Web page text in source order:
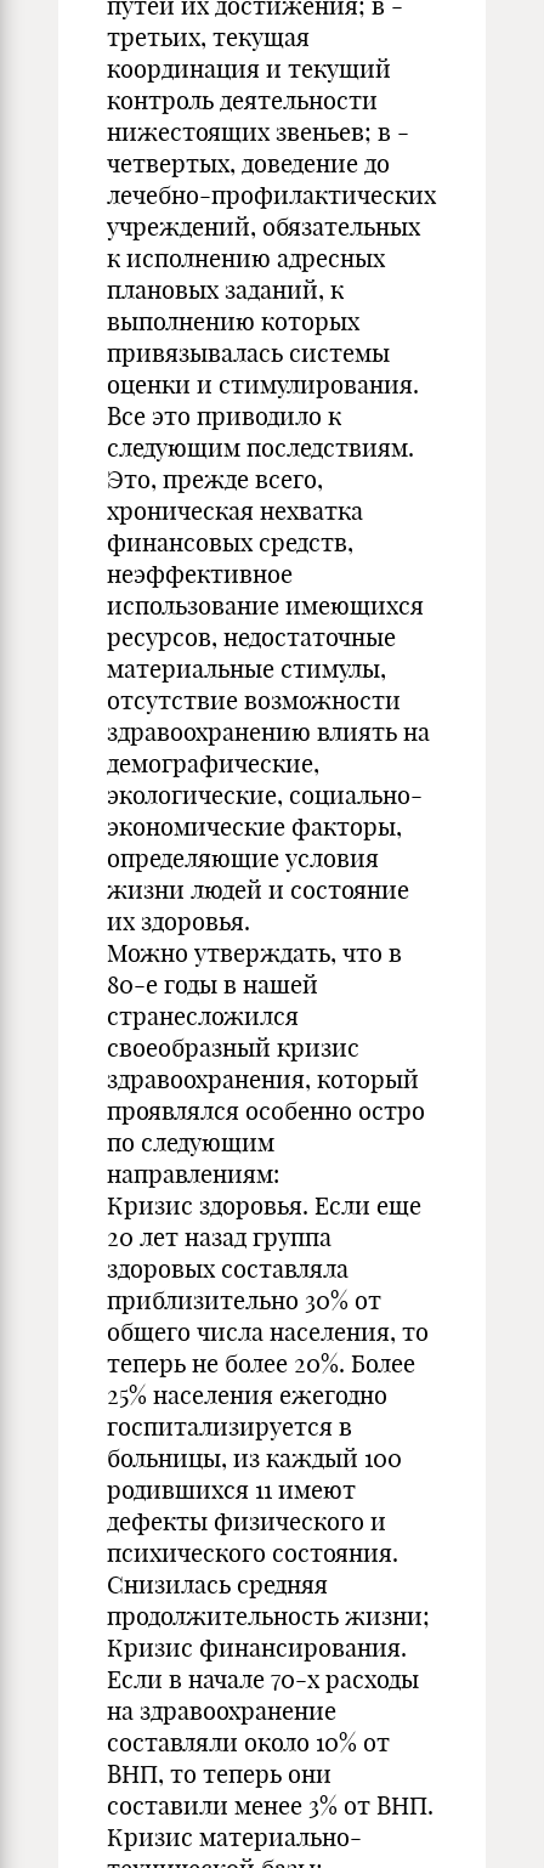
третьих, текущая
координация и текущий
контроль деятельности
нижестоящих звеньев; в -
четвертых, доведение до
лечебно-профилактических
учреждений, обязательных
к исполнению адресных
плановых заданий, к
выполнению которых
привязывалась системы
оценки и стимулирования.
Все это приводило к
следующим последствиям.
Это, прежде всего,
хроническая нехватка
финансовых средств,
неэффективное
использование имеющихся
ресурсов, недостаточные
материальные стимулы,
отсутствие возможности
здравоохранению влиять на
демографические,
экологические, социально-
экономические факторы,
определяющие условия
жизни людей и состояние
их здоровья.
Можно утверждать, что в
80-е годы в нашей
странесложился
своеобразный кризис
здравоохранения, который
проявлялся особенно остро
по следующим
направлениям:
Кризис здоровья. Если еще
20 лет назад группа
здоровых составляла
приблизительно 30% от
общего числа населения, то
теперь не более 20%. Более
25% населения ежегодно
госпитализируется в
больницы, из каждый 100
родившихся 11 имеют
дефекты физического и
психического состояния.
Снизилась средняя
продолжительность жизни;
Кризис финансирования.
Если в начале 70-х расходы
на здравоохранение
составляли около 10% от
ВНП, то теперь они
составили менее 3% от ВНП.
Кризис материально-